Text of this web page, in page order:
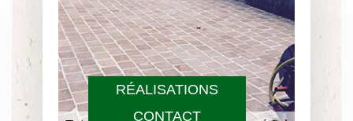
RÉALISATIONS
CONTACT